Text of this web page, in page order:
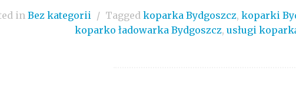
in Bez kategorii / Tagged koparka Bydgoszcz, koparki
koparko ładowarka Bydgoszcz, usługi